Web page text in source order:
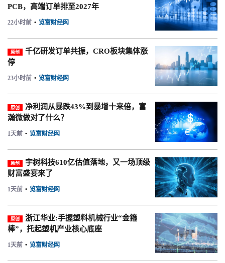
PCB，高端订单排至2027年
22小时前 • 览富财经网
原创
千亿研发订单共振，CRO板块集体涨
停
23小时前 • 览富财经网
原创
净利润从暴跌43%到暴增十来倍，富
瀚微做对了什么？
1天前 • 览富财经网
原创
宇树科技610亿估值落地，又一场顶级
财富盛宴来了
1天前 • 览富财经网
原创
浙江华业:手握塑料机械行业“金箍
棒”，托起塑机产业核心底座
1天前 • 览富财经网